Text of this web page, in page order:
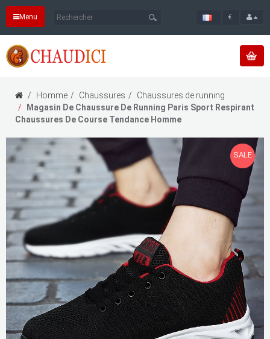
Menu €
Homme Chaussures
Chaussures de running
Magasin De Chaussure De Running Paris Sport Respirant
Chaussures De Course Tendance Homme
SALE